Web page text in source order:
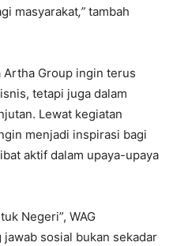
masyarakat,” tambah
Artha Group ingin terus
tetapi juga dalam
Lewat kegiatan
menjadi inspirasi bagi
aktif dalam upaya-upaya
Negeri”, WAG
sosial bukan sekadar